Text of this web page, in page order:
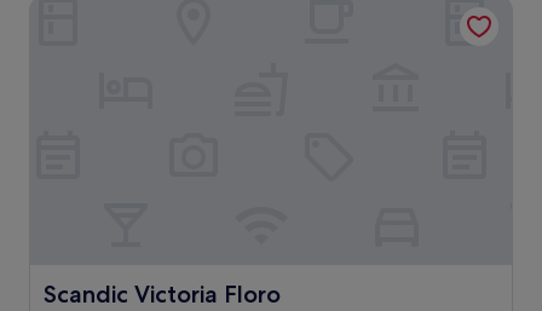
Scandic Victoria Floro
Scandic Victoria Floro